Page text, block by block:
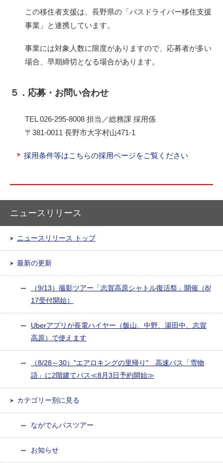
この移住者支援は、長野県の「バスドライバー移住支援
事業」と連携しています。
事業には対象人数に限度がありますので、応募者が多い
場合、早期締切となる場合があります。
５．応募・お問い合わせ
TEL 026-295-8008 担当／総務課 採用係
〒381-0011 長野市大字村山471-1
採用条件等はこちらの採用ページをご覧ください
ニュースリリース
ニュースリリース トップ
最新の更新
（9/13）撮影ツアー「志賀高原シャトル復活祭」開催（8/
17受付開始）
Uberアプリが長電ハイヤー（飯山、中野、湯田中、志賀
高原）で使えます
（8/28～30）"エアロキングの里帰り" 高速バス「雪物
語」に2階建てバス≪8月3日予約開始≫
カテゴリー別に見る
ながでんバスツアー
お知らせ